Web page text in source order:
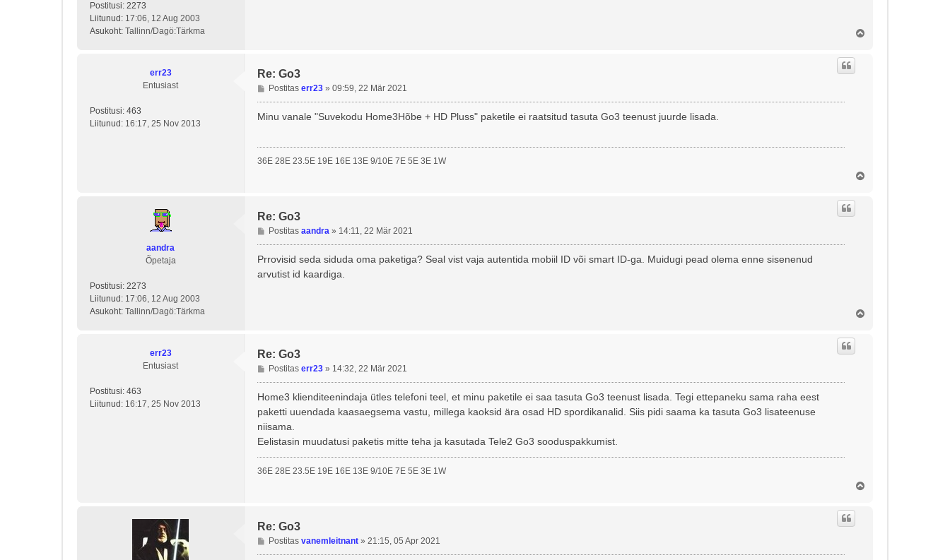
Postitusi: 2273
Liitunud: 17:06, 12 Aug 2003
Asukoht: Tallinn/Dagö:Tärkma
err23
Entusiast
Postitusi: 463
Liitunud: 16:17, 25 Nov 2013
Re: Go3
P
o
s
u
Postitas err23» 09:59, 22 Mär 2021
Minu vanale "Suvekodu Home3Hõbe + HD Pluss" paketile ei raatsitud tasuta Go3 teenust juurde lisada.
36E 28E 23.5E 19E 16E 13E 9/10E 7E 5E 3E 1W
aandra
Õpetaja
Postitusi: 2273
Liitunud: 17:06, 12 Aug 2003
Asukoht: Tallinn/Dagö:Tärkma
Re: Go3
P
o
s
Postitas aandra» 14:11, 22 Mär 2021
Prrovisid seda siduda oma paketiga? Seal vist vaja autentida mobiil ID või smart ID-ga. Muidugi pead olema enne sisenenud
arvutist id kaardiga.
err23
Entusiast
Postitusi: 463
Liitunud: 16:17, 25 Nov 2013
Re: Go3
P
o
s
t
u
s
Postitas err23» 14:32, 22 Mär 2021
Home3 klienditeenindaja ütles telefoni teel, et minu paketile ei saa tasuta Go3 teenust lisada. Tegi ettepaneku sama raha eest
paketti uuendada kaasaegsema vastu, millega kaoksid ära osad HD spordikanalid. Siis pidi saama ka tasuta Go3 lisateenuse
niisama.
Eelistasin muudatusi paketis mitte teha ja kasutada Tele2 Go3 sooduspakkumist.
36E 28E 23.5E 19E 16E 13E 9/10E 7E 5E 3E 1W
Re: Go3
P
o
Postitas vanemleitnant» 21:15, 05 Apr 2021